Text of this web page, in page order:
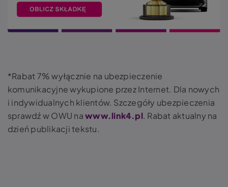
*Rabat 7% wyłącznie na ubezpieczenie
komunikacyjne wykupione przez Internet. Dla nowych
i indywidualnych klientów. Szczegóły ubezpieczenia
sprawdź w OWU nawww.link4.pl. Rabat aktualny na
dzień publikacji tekstu.